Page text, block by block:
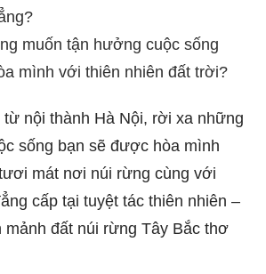
muốn tận hưởng cuộc sống
mình với thiên nhiên đất trời?
nội thành Hà Nội, rời xa những
sống bạn sẽ được hòa mình
mát nơi núi rừng cùng với
cấp tại tuyệt tác thiên nhiên –
mảnh đất núi rừng Tây Bắc thơ